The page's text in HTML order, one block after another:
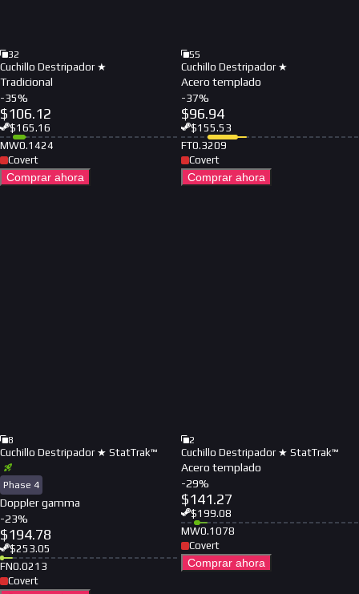
32
Cuchillo Destripador ★
Tradicional
-35%
$106.12
$165.16
MW0.1424
Covert
Comprar ahora
55
Cuchillo Destripador ★
Acero templado
-37%
$96.94
$155.53
FT0.3209
Covert
Comprar ahora
8
Cuchillo Destripador ★ StatTrak™
Phase 4
Doppler gamma
-23%
$194.78
$253.05
FN0.0213
Covert
2
Cuchillo Destripador ★ StatTrak™
Acero templado
-29%
$141.27
$199.08
MW0.1078
Covert
Comprar ahora